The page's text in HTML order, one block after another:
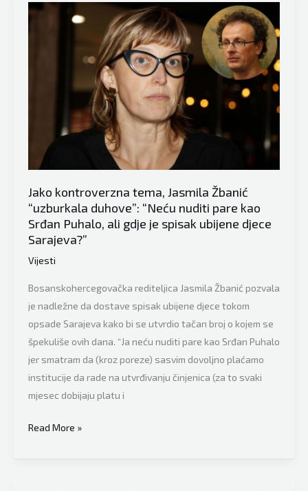
Fazlić
dijete,
evo
mu
i
brojke
po
godinama
Jako kontroverzna tema, Jasmila Žbanić
“uzburkala duhove”: “Neću nuditi pare kao
Srđan Puhalo, ali gdje je spisak ubijene djece
Sarajeva?”
Vijesti
Bosanskohercegovačka rediteljica Jasmila Žbanić pozvala
je nadležne da dostave spisak ubijene djece tokom
opsade Sarajeva kako bi se utvrdio tačan broj o kojem se
špekuliše ovih dana. “Ja neću nuditi pare kao Srđan Puhalo
jer smatram da (kroz poreze) sasvim dovoljno plaćamo
institucije da rade na utvrđivanju činjenica (za to svaki
mjesec dobijaju platu i
Jako
tema,
Read More »